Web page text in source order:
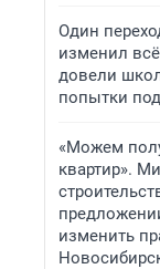
Один
изменил
довели
попытки
«Можем
квартир».
изменить